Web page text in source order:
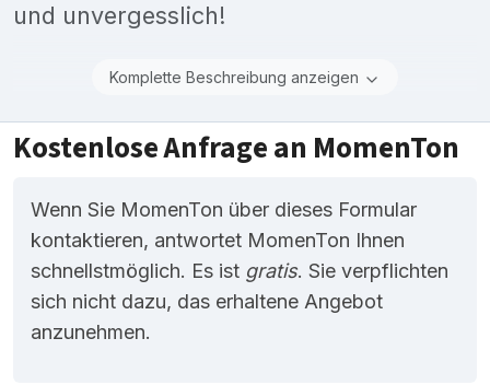
und unvergesslich!
Komplette Beschreibung anzeigen
Kostenlose Anfrage an MomenTon
Wenn Sie MomenTon über dieses Formular
kontaktieren, antwortet MomenTon Ihnen
schnellstmöglich. Es ist gratis. Sie verpflichten
sich nicht dazu, das erhaltene Angebot
anzunehmen.